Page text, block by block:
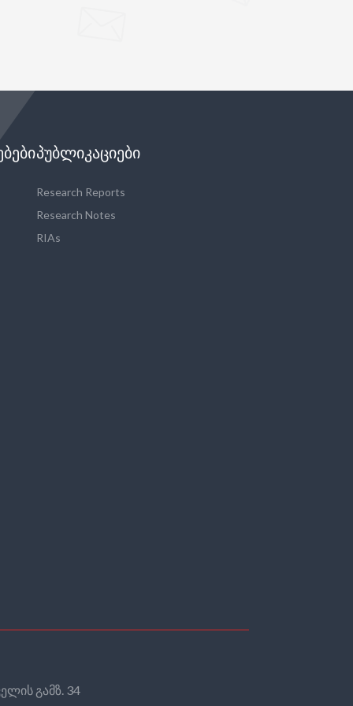
ᲞᲣᲑᲚᲘᲙᲐᲪᲘᲔᲑᲘ
Research Reports
Research Notes
RIAs
გამზ. 34